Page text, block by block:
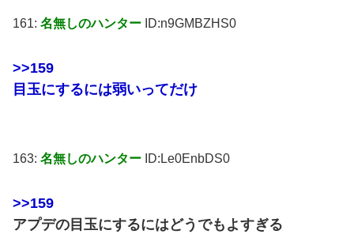
161: 名無しのハンター ID:n9GMBZHS0
>>159
目玉にするには弱いってだけ
163: 名無しのハンター ID:Le0EnbDS0
>>159
アプデの目玉にするにはどうでもよすぎる